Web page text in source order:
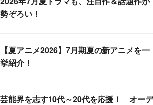
勢ぞろい！
【夏アニメ2026】7月期夏の新アニメを一
挙紹介！
芸能界を志す10代～20代を応援！ オーデ